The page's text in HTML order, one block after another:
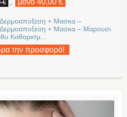
€
+ Μασκα –
+ Μασκα – Μαρουσι
Καθαρισμ...
την προσφορά!